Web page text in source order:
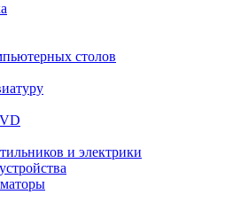
столов
и электрики